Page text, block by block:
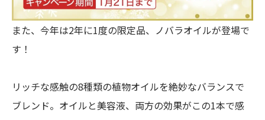
また、今年は2年に1度の限定品、ノバラオイルが登場で
す！
リッチな感触の8種類の植物オイルを絶妙なバランスで
ブレンド。オイルと美容液、両方の効果がこの1本で感